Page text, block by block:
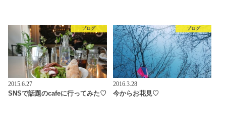
ブログ
2015.6.27
SNSで話題のcafeに行ってみた♡
ブログ
2016.3.28
今からお花見♡